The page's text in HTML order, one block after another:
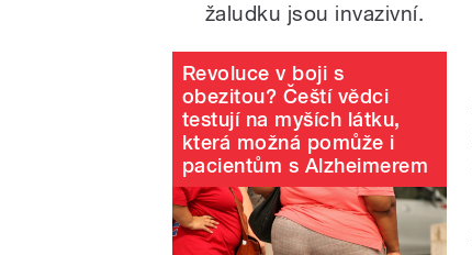
žaludku jsou invazivní.
Revoluce v boji s
obezitou? Čeští vědci
testují na myších látku,
která možná pomůže i
pacientům s Alzheimerem